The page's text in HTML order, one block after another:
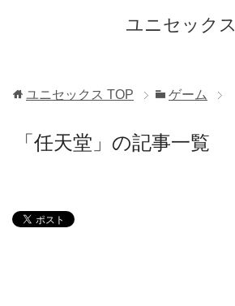
ユニセックス
ユニセックス TOP ゲーム
「任天堂」の記事一覧